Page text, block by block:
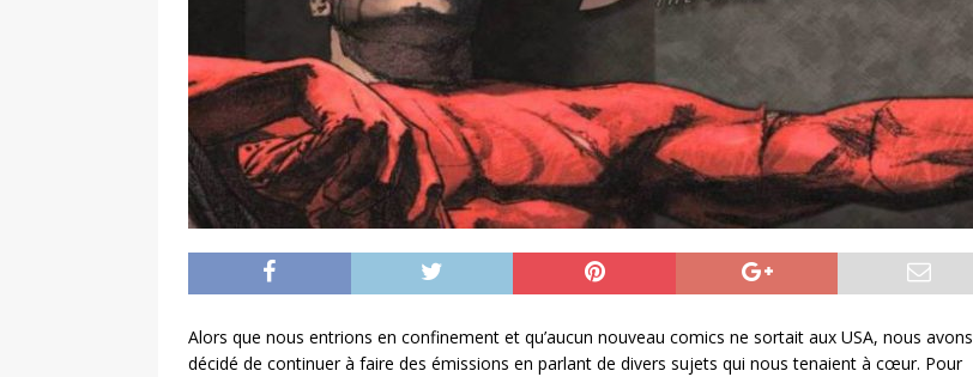
Alors que nous entrions en confinement et qu’aucun nouveau comics ne sortait aux USA, nous avons
décidé de continuer à faire des émissions en parlant de divers sujets qui nous tenaient à cœur. Pour